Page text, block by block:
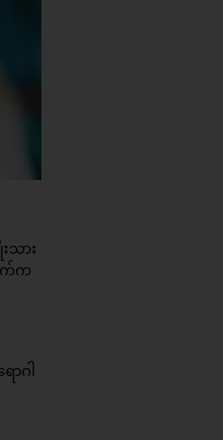
သား
က်က
ဂါ